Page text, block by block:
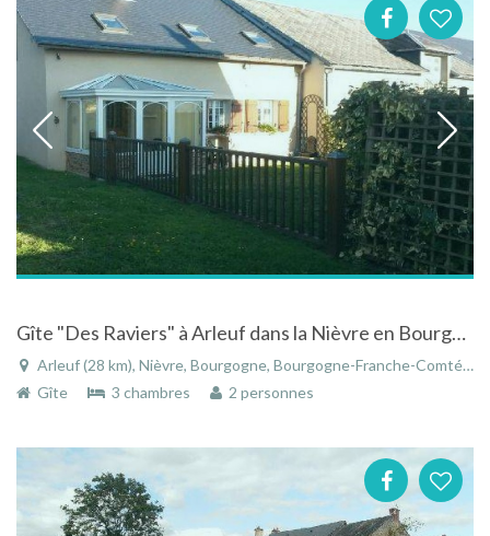
Gîte "Des Raviers" à Arleuf dans la Nièvre en Bourgogne
Arleuf (28 km), Nièvre, Bourgogne, Bourgogne-Franche-Comté, France
Gîte
3 chambres 2 personnes